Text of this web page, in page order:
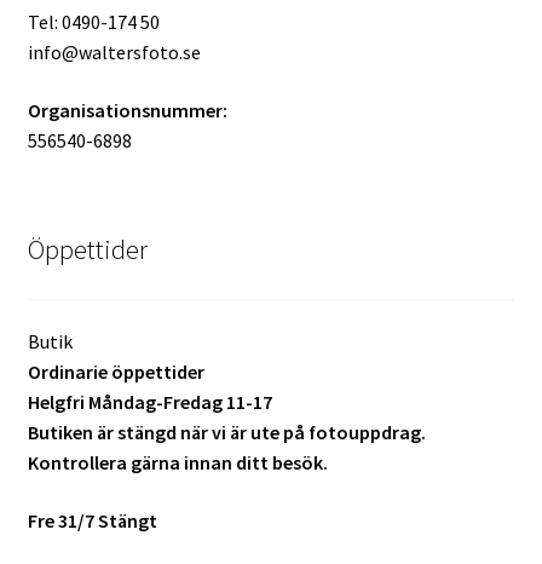
Almanacka / Kalender
ID/ Körkort / Visumfoto
Tel: 0490-174 50
info@waltersfoto.se
Organisationsnummer:
556540-6898
Öppettider
Butik
Ordinarie öppettider
Helgfri Måndag-Fredag 11-17
Butiken är stängd när vi är ute på fotouppdrag.
Kontrollera gärna innan ditt besök.
Fre 31/7 Stängt